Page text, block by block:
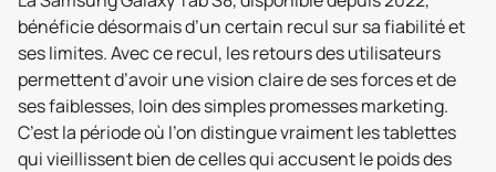
bénéficie désormais d’un certain recul sur sa fiabilité et
ses limites. Avec ce recul, les retours des utilisateurs
permettent d’avoir une vision claire de ses forces et de
ses faiblesses, loin des simples promesses marketing.
C’est la période où l’on distingue vraiment les tablettes
qui vieillissent bien de celles qui accusent le poids des